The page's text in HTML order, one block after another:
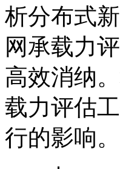
析分布式
网承载力
高效消纳
载力评估
行的影响。